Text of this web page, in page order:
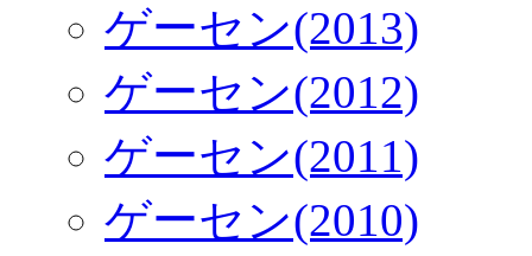
ゲーセン(2013)
ゲーセン(2012)
ゲーセン(2011)
ゲーセン(2010)